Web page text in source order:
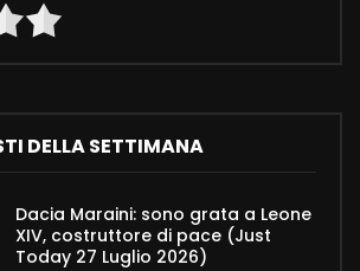
DELLA SETTIMANA
Dacia Maraini: sono grata a Leone
XIV, costruttore di pace (Just
Today 27 Luglio 2026)